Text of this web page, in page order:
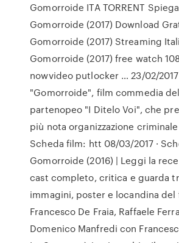
Gomorroide ITA TORRENT
Gomorroide (2017) Download
Gomorroide (2017) Streaming
Gomorroide (2017) free watch
nowvideo putlocker … 23/02/2017
"Gomorroide", film commedia
partenopeo "I Ditelo Voi", che
più nota organizzazione
Scheda film: htt 08/03/2017 ·
Gomorroide (2016) | Leggi la
cast completo, critica e guarda
immagini, poster e locandina
Francesco De Fraia, Raffaele
Domenico Manfredi con